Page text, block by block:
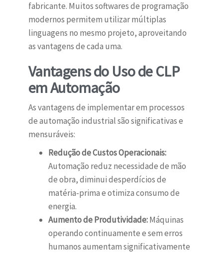
fabricante. Muitos softwares de programação
modernos permitem utilizar múltiplas
linguagens no mesmo projeto, aproveitando
as vantagens de cada uma.
Vantagens do Uso de CLP
em Automação
As vantagens de implementar em processos
de automação industrial são significativas e
mensuráveis:
Redução de Custos Operacionais:
Automação reduz necessidade de mão
de obra, diminui desperdícios de
matéria-prima e otimiza consumo de
energia.
Aumento de Produtividade:Máquinas
operando continuamente e sem erros
humanos aumentam significativamente